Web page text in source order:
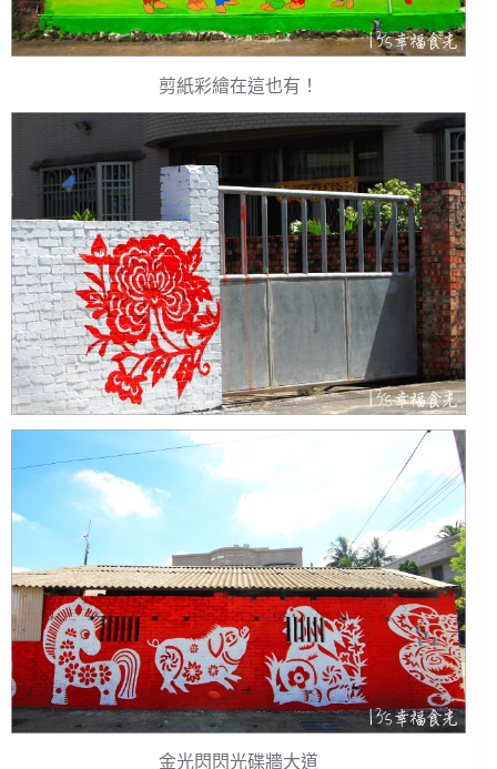
剪紙彩繪在這也有！
金光閃閃光碟牆大道